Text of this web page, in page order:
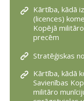
Kārtība, kādā
(licences)
Kopējā
precēm
Stratēģiskas
Kārtība, kādā
Savienības
militāro